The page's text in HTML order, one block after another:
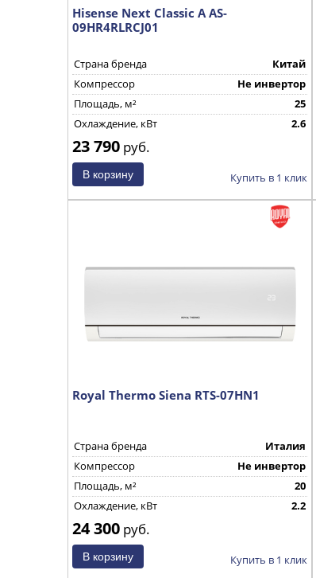
Hisense Next Classic A AS-
09HR4RLRCJ01
Страна бренда
Китай
Компрессор
Не инвертор
Площадь, м²
25
Охлаждение, кВт
2.6
23 790руб.
Купить в 1 клик
Royal Thermo Siena RTS-07HN1
Страна бренда
Италия
Компрессор
Не инвертор
Площадь, м²
20
Охлаждение, кВт
2.2
24 300руб.
Купить в 1 клик